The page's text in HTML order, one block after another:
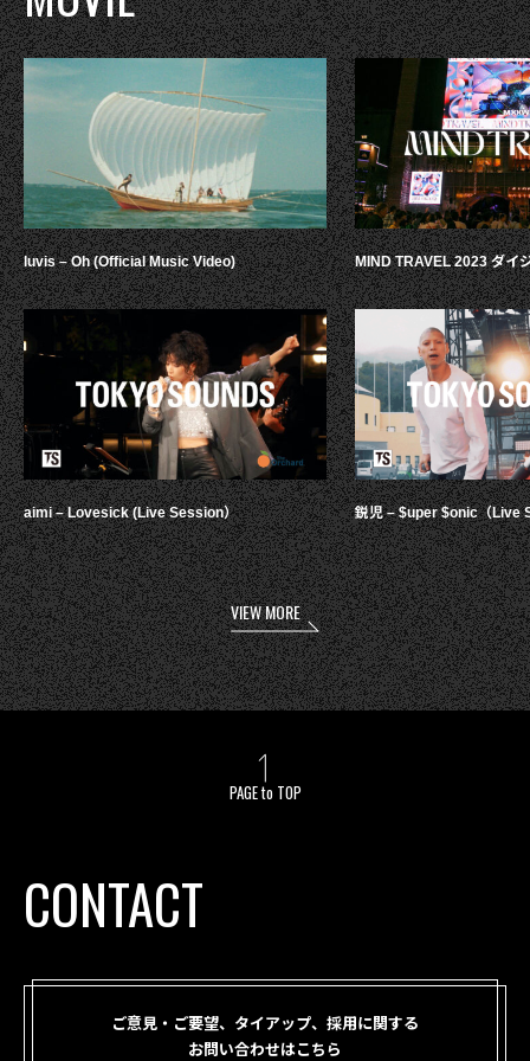
luvis – Oh (Official Music Video)
aimi – Lovesick (Live Session）
MIND TRAVEL 2023 ダイ
鋭児 – $uper $onic（Live
VIEW MORE
PAGE to TOP
CONTACT
ご意見・ご要望、タイアップ、採用に関する
お問い合わせはこちら